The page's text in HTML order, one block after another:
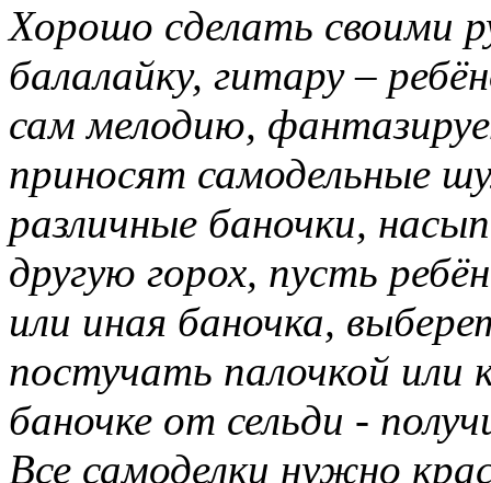
Хорошо сделать своими
балалайку, гитару –
сам мелодию,
приносят самодельные
различные баночки,
другую горох, пусть
или иная баночка,
постучать палочкой или
баночке от сельди -
Все самоделки нужно